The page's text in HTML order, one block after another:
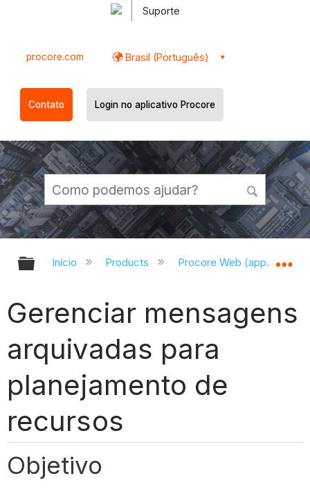
Suporte
procore.com Brasil (Português)
Contato Login no aplicativo Procore
Expandir/recolher hierarquia
Início Products Procore Web
Gerenciar mensagens
arquivadas para
planejamento de
recursos
Objetivo